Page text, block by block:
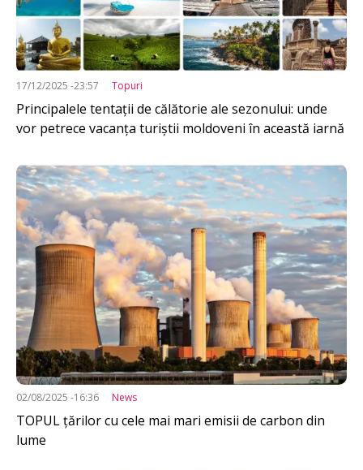
17/12/2025 -23:57 Topuri
Principalele tentații de călătorie ale sezonului: unde
vor petrece vacanța turiștii moldoveni în această iarnă
Imagine
02/08/2025 -16:36 News
TOPUL țărilor cu cele mai mari emisii de carbon din
lume